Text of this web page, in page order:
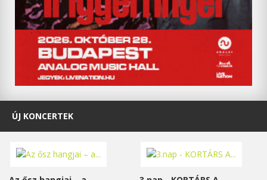
ÚJ KONCERTEK